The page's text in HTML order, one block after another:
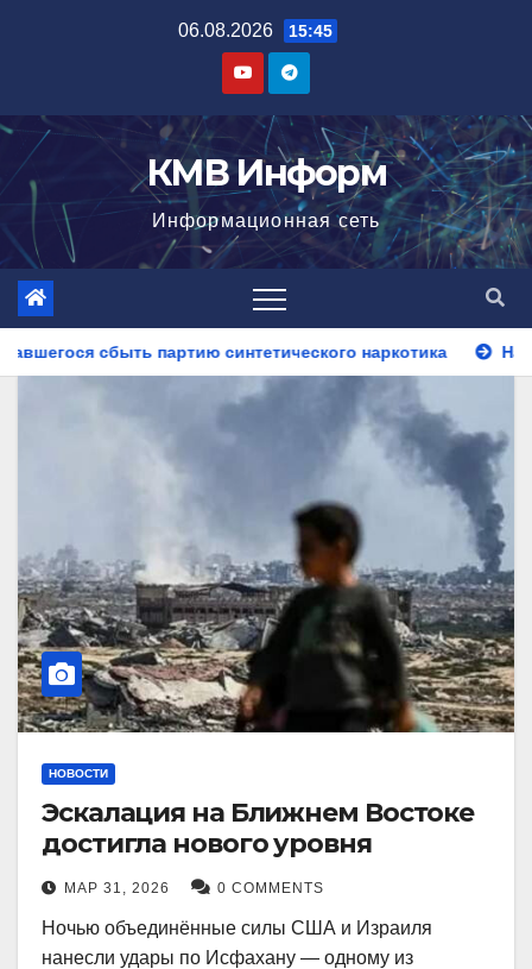
06.08.2026 15:45
КМВ Информ
Информационная сеть
наркотика На Ставрополье полицейские
НОВОСТИ
Эскалация на Ближнем Востоке
достигла нового уровня
МАР 31, 2026 0 COMMENTS
Ночью объединённые силы США и Израиля
нанесли удары по Исфахану — одному из